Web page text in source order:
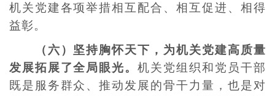
机关党建各项举措相互配合、相互促进、相得
益彰。
（六）坚持胸怀天下，为机关党建高质量
发展拓展了全局眼光。机关党组织和党员干部
既是服务群众、推动发展的骨干力量，也是对